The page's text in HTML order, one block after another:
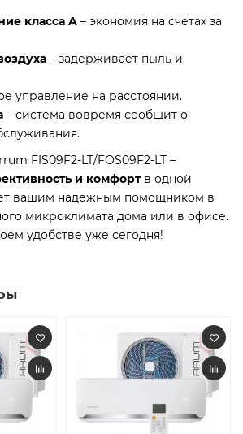
класса A – экономия на счетах за
– задерживает пыль и
управление на расстоянии.
– система вовремя сообщит о
FIS09F2-LT/FOS09F2-LT –
и комфортв одной
вашим надежным помощником в
микроклимата дома или в офисе.
удобстве уже сегодня!